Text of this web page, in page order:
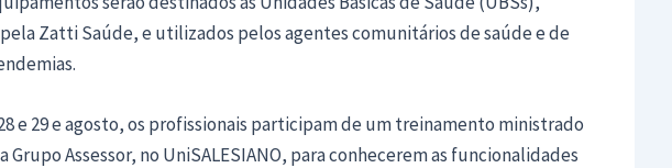
Zatti Saúde, e utilizados pelos agentes comunitários de saúde e de
e 29 e agosto, os profissionais participam de um treinamento ministrado
Grupo Assessor, no UniSALESIANO, para conhecerem as funcionalidades